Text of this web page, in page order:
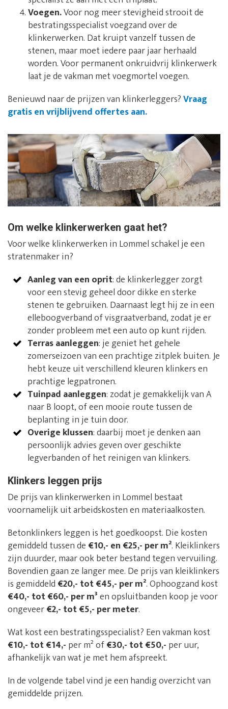
Voegen.Voor nog meer stevigheid strooit de
bestratingsspecialist voegzand over de
klinkerwerken. Dat kruipt vanzelf tussen de
stenen, maar moet iedere paar jaar herhaald
worden. Voor permanent onkruidvrij klinkerwerk
laat je de vakman met voegmortel voegen.
Benieuwd naar de prijzen van klinkerleggers?Vraag
gratis en vrijblijvend offertes aan.
Om welke klinkerwerken gaat het?
Voor welke klinkerwerken in Lommel schakel je een
stratenmaker in?
Aanleg van een oprit: de klinkerlegger zorgt
voor een stevig geheel door dikke en sterke
stenen te gebruiken. Daarnaast legt hij ze in een
elleboogverband of visgraatverband, zodat je er
zonder probleem met een auto op kunt rijden.
Terras aanleggen: je geniet het gehele
zomerseizoen van een prachtige zitplek buiten. Je
hebt keuze uit verschillend kleuren klinkers en
prachtige legpatronen.
Tuinpad aanleggen: zodat je gemakkelijk van A
naar B loopt, of een mooie route tussen de
beplanting in je tuin door.
Overige klussen: daarbij moet je denken aan
persoonlijk advies geven over geschikte
legverbanden of het reinigen van klinkers.
Klinkers leggen prijs
De prijs van klinkerwerken in Lommel bestaat
voornamelijk uit arbeidskosten en materiaalkosten.
Betonklinkers leggen is het goedkoopst. Die kosten
gemiddeld tussen de €10,- en €25,- per m². Kleiklinkers
zijn duurder, maar ook beter bestand tegen vervuiling.
Bovendien gaan ze langer mee. De prijs van kleiklinkers
is gemiddeld €20,- tot €45,- per m². Ophoogzand kost
€40,- tot €60,- per m³en opsluitbanden koop je voor
ongeveer€2,- tot €5,- per meter.
Wat kost een bestratingsspecialist? Een vakman kost
€10,- tot €14,- per m² of€30,- tot €50,- per uur,
afhankelijk van wat je met hem afspreekt.
In de volgende tabel vind je een handig overzicht van
gemiddelde prijzen.